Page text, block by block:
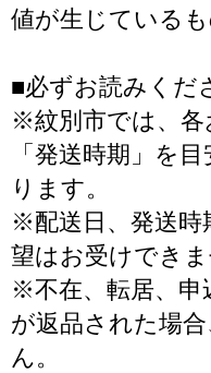
値が生じている
■必ずお読みくだ
※紋別市では、各
「発送時期」を
ります。
※配送日、発送時
望はお受けできま
※不在、転居、申
が返品された場
ん。